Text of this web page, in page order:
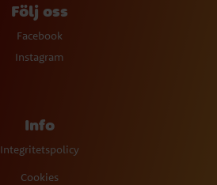
Följ oss
Facebook
Instagram
Info
Integritetspolicy
Cookies